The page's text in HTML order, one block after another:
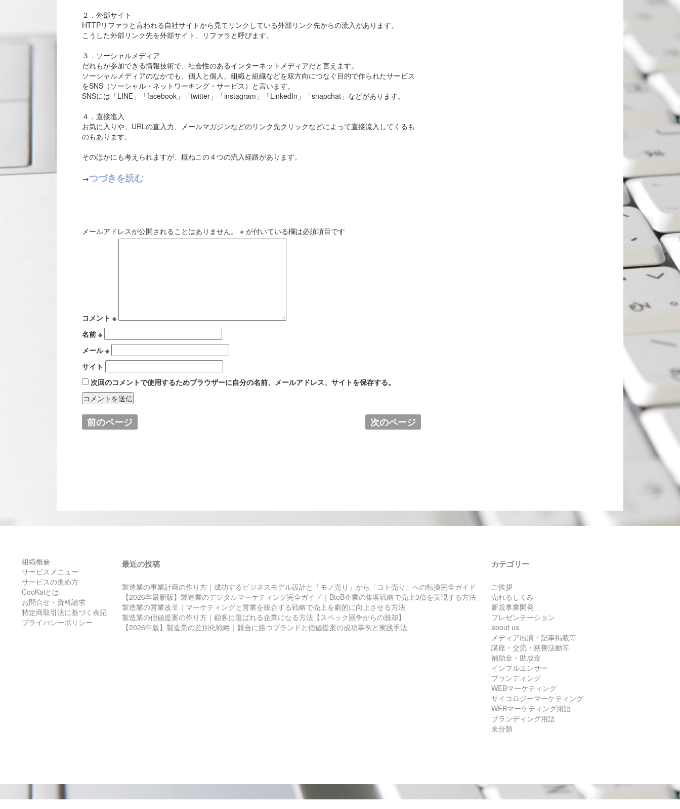
２．外部サイト
HTTPリファラと言われる自社サイトから見てリンクしている外部リンク先からの流入があります。
こうした外部リンク先を外部サイト、リファラと呼びます。
３．ソーシャルメディア
だれもが参加できる情報技術で、社会性のあるインターネットメディアだと言えます。
ソーシャルメディアのなかでも、個人と個人、組織と組織などを双方向につなぐ目的で作られたサービス
をSNS（ソーシャル・ネットワーキング・サービス）と言います。
SNSには「LINE」「facebook」「twitter」「instagram」「LinkedIn」「snapchat」などがあります。
４．直接進入
お気に入りや、URLの直入力、メールマガジンなどのリンク先クリックなどによって直接流入してくるも
のもあります。
そのほかにも考えられますが、概ねこの４つの流入経路があります。
→つづきを読む
メールアドレスが公開されることはありません。 ※ が付いている欄は必須項目です
コメント ※
名前 ※
メール※
サイト
次回のコメントで使用するためブラウザーに自分の名前、メールアドレス、サイトを保存する。
前のページ 次のページ
組織概要
サービスメニュー
サービスの進め方
CooKaiとは
お問合せ・資料請求
特定商取引法に基づく表記
プライバシーポリシー
最近の投稿
製造業の事業計画の作り方｜成功するビジネスモデル設計と「モノ売り」から「コト売り」への転換完全ガイド
【2026年最新版】製造業のデジタルマーケティング完全ガイド｜BtoB企業の集客戦略で売上3倍を実現する方法
製造業の営業改革｜マーケティングと営業を統合する戦略で売上を劇的に向上させる方法
製造業の価値提案の作り方｜顧客に選ばれる企業になる方法【スペック競争からの脱却】
【2026年版】製造業の差別化戦略｜競合に勝つブランドと価値提案の成功事例と実践手法
カテゴリー
ご挨拶
売れるしくみ
新規事業開発
プレゼンテーション
about us
メディア出演・記事掲載等
講座・交流・慈善活動等
補助金・助成金
インフルエンサー
ブランディング
WEBマーケティング
サイコロジーマーケティング
WEBマーケティング用語
ブランディング用語
未分類